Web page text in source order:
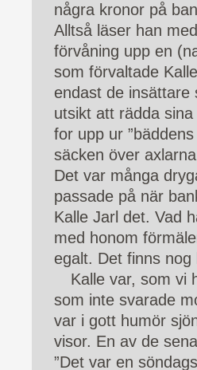
några kronor på
Alltså läser han
förvåning upp en
som förvaltade
endast de insättare
utsikt att rädda
for upp ur
säcken över
Det var många
passade på när
Kalle Jarl det. Vad
med honom
egalt. Det finns
Kalle var, som vi
som inte svarade
var i gott humör
visor. En av de
”Det var en